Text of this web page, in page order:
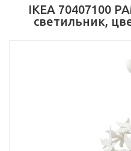
IKEA 70407100
светильник,